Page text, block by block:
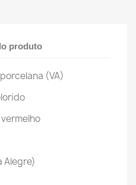
produto
(VA)
Alegre)